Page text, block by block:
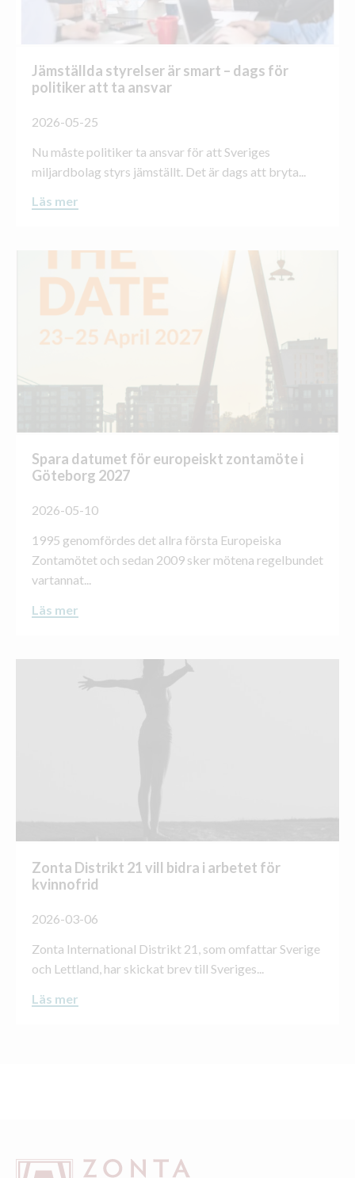
Jämställda styrelser är smart – dags för
politiker att ta ansvar
2026-05-25
Nu måste politiker ta ansvar för att Sveriges
miljardbolag styrs jämställt. Det är dags att bryta...
Läs mer
Spara datumet för europeiskt zontamöte i
Göteborg 2027
2026-05-10
1995 genomfördes det allra första Europeiska
Zontamötet och sedan 2009 sker mötena regelbundet
vartannat...
Läs mer
Zonta Distrikt 21 vill bidra i arbetet för
kvinnofrid
2026-03-06
Zonta International Distrikt 21, som omfattar Sverige
och Lettland, har skickat brev till Sveriges...
Läs mer